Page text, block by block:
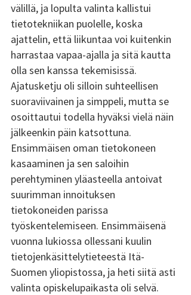
välillä, ja lopulta valinta kallistui
tietotekniikan puolelle, koska
ajattelin, että liikuntaa voi kuitenkin
harrastaa vapaa-ajalla ja sitä kautta
olla sen kanssa tekemisissä.
Ajatusketju oli silloin suhteellisen
suoraviivainen ja simppeli, mutta se
osoittautui todella hyväksi vielä näin
jälkeenkin päin katsottuna.
Ensimmäisen oman tietokoneen
kasaaminen ja sen saloihin
perehtyminen yläasteella antoivat
suurimman innoituksen
tietokoneiden parissa
työskentelemiseen. Ensimmäisenä
vuonna lukiossa ollessani kuulin
tietojenkäsittelytieteestä Itä-
Suomen yliopistossa, ja heti siitä asti
valinta opiskelupaikasta oli selvä.